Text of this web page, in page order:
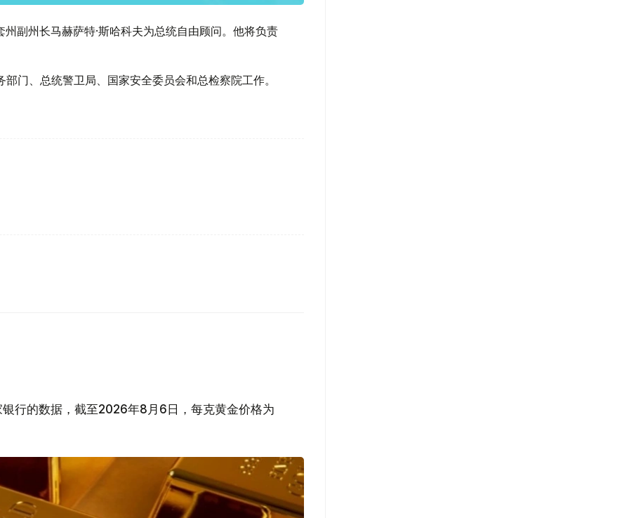
副州长马赫萨特·斯哈科夫为总统自由顾问。他将负责
门、总统警卫局、国家安全委员会和总检察院工作。
银行的数据，截至2026年8月6日，每克黄金价格为